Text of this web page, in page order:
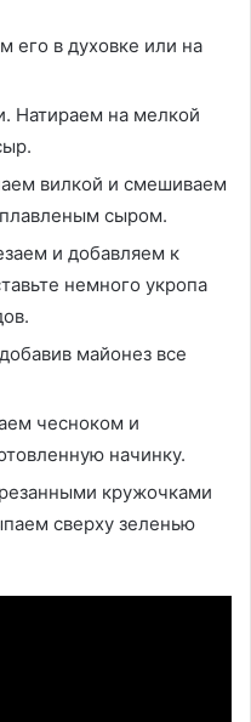
его в духовке или на
Натираем на мелкой
вилкой и смешиваем
сыром.
и добавляем к
немного укропа
майонез все
чесноком и
начинку.
кружочками
сверху зеленью